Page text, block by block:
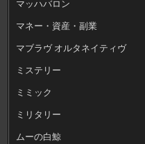
マッハバロン
マネー・資産・副業
マブラヴ オルタネイティヴ
ミステリー
ミミック
ミリタリー
ムーの白鯨